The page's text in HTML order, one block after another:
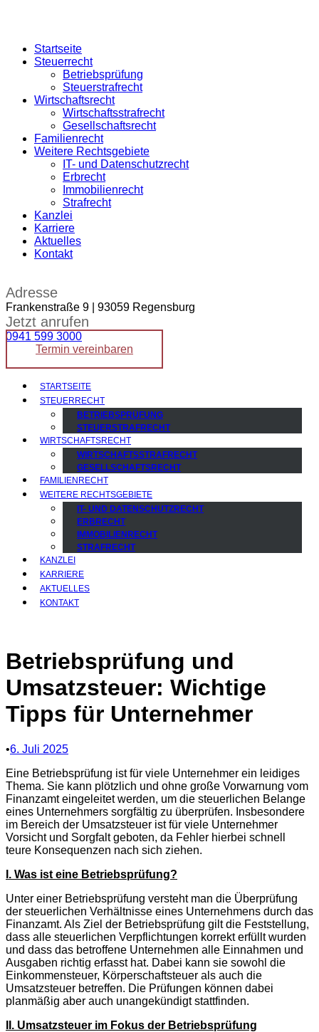
Startseite
Steuerrecht
Betriebsprüfung
Steuerstrafrecht
Wirtschaftsrecht
Wirtschaftsstrafrecht
Gesellschaftsrecht
Familienrecht
Weitere Rechtsgebiete
IT- und Datenschutzrecht
Erbrecht
Immobilienrecht
Strafrecht
Kanzlei
Karriere
Aktuelles
Kontakt
Adresse
Frankenstraße 9 | 93059 Regensburg
Jetzt anrufen
0941 599 3000
Termin vereinbaren
STARTSEITE
STEUERRECHT
BETRIEBSPRÜFUNG
STEUERSTRAFRECHT
WIRTSCHAFTSRECHT
WIRTSCHAFTSSTRAFRECHT
GESELLSCHAFTSRECHT
FAMILIENRECHT
WEITERE RECHTSGEBIETE
IT- UND DATENSCHUTZRECHT
ERBRECHT
IMMOBILIENRECHT
STRAFRECHT
KANZLEI
KARRIERE
AKTUELLES
KONTAKT
Betriebsprüfung und
Umsatzsteuer: Wichtige
Tipps für Unternehmer
•6. Juli 2025
Eine Betriebsprüfung ist für viele Unternehmer ein leidiges
Thema. Sie kann plötzlich und ohne große Vorwarnung vom
Finanzamt eingeleitet werden, um die steuerlichen Belange
eines Unternehmers sorgfältig zu überprüfen. Insbesondere
im Bereich der Umsatzsteuer ist für viele Unternehmer
Vorsicht und Sorgfalt geboten, da Fehler hierbei schnell
teure Konsequenzen nach sich ziehen.
I. Was ist eine Betriebsprüfung?
Unter einer Betriebsprüfung versteht man die Überprüfung
der steuerlichen Verhältnisse eines Unternehmens durch das
Finanzamt. Als Ziel der Betriebsprüfung gilt die Feststellung,
dass alle steuerlichen Verpflichtungen korrekt erfüllt wurden
und dass das betroffene Unternehmen alle Einnahmen und
Ausgaben richtig erfasst hat. Dabei kann sie sowohl die
Einkommensteuer, Körperschaftsteuer als auch die
Umsatzsteuer betreffen. Die Prüfungen können dabei
planmäßig aber auch unangekündigt stattfinden.
II. Umsatzsteuer im Fokus der Betriebsprüfung